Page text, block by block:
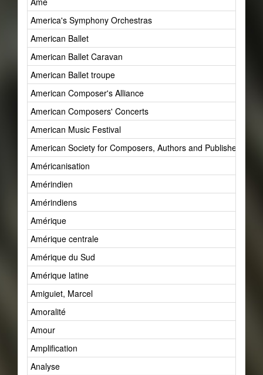
America's Symphony Orchestras
American Ballet
American Ballet Caravan
American Ballet troupe
American Composer's Alliance
American Composers' Concerts
American Music Festival
American Society for Composers, Authors and Publishers
Américanisation
Amérindien
Amérindiens
Amérique
Amérique centrale
Amérique du Sud
Amérique latine
Amiguiet, Marcel
Amoralité
Amour
Amplification
Analyse